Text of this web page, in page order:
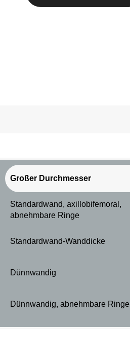
Großer Durchmesser
Standardwand, axillobifemoral,
abnehmbare Ringe
Standardwand-Wanddicke
Dünnwandig
Dünnwandig, abnehmbare Ringe